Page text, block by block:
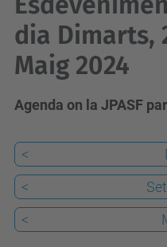
dia Dimarts,
Maig 2024
Agenda on la JPASF
<
<
<